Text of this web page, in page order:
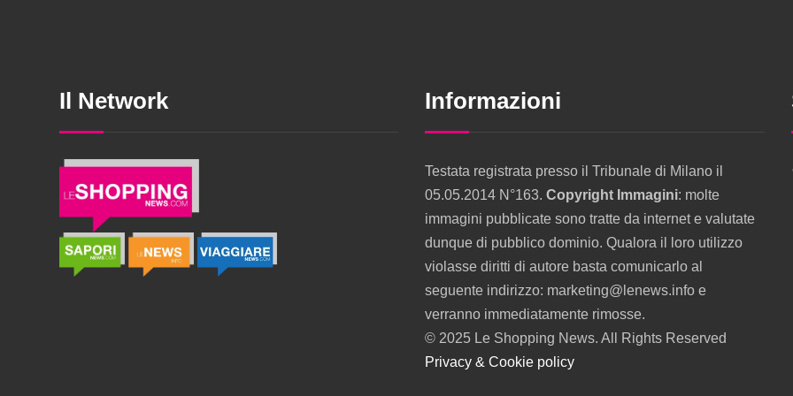
Il Network Informazioni
Testata registrata presso il Tribunale di Milano il
05.05.2014 N°163.Copyright Immagini: molte
immagini pubblicate sono tratte da internet e valutate
dunque di pubblico dominio. Qualora il loro utilizzo
violasse diritti di autore basta comunicarlo al
seguente indirizzo: marketing@lenews.info e
verranno immediatamente rimosse.
© 2025 Le Shopping News. All Rights Reserved
Privacy & Cookie policy